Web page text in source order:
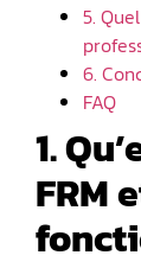
5.
6.
FAQ
1.
FRM